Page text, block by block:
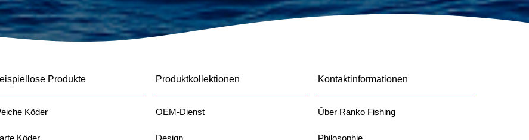
Produkte
Köder
Köder
Produktkollektionen
OEM-Dienst
Design
Kontaktinformationen
Über Ranko Fishing
Philosophie